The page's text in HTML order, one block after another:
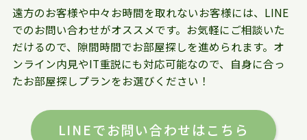
遠方のお客様や中々お時間を取れないお客様には、LINE
でのお問い合わせがオススメです。お気軽にご相談いた
だけるので、隙間時間でお部屋探しを進められます。オ
ンライン内見やIT重説にも対応可能なので、自身に合っ
たお部屋探しプランをお選びください！
LINEでお問い合わせはこちら